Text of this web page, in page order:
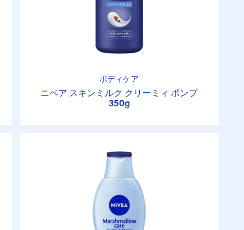
ボディケア
ニベア スキンミルク クリーミィ ポンプ
350g